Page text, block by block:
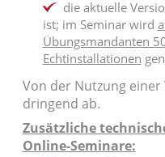
die aktuelle
ist; im Seminar wird
Übungsmandanten
Echtinstallationen
Von der Nutzung
dringend ab.
Zusätzliche
Online-Seminare: